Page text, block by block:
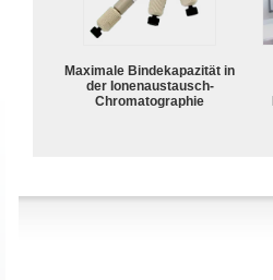
Maximale Bindekapazität in
der Ionenaustausch-
Chromatographie